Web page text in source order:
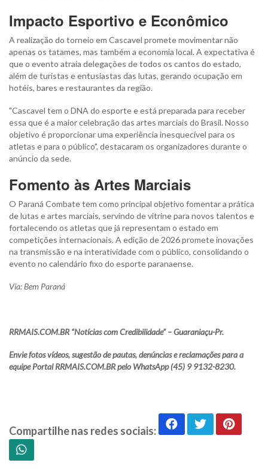
Impacto Esportivo e Econômico
A realização do torneio em Cascavel promete movimentar não
apenas os tatames, mas também a economia local. A expectativa é
que o evento atraia delegações de todos os cantos do estado,
além de turistas e entusiastas das lutas, gerando ocupação em
hotéis, bares e restaurantes da região.
"Cascavel tem o DNA do esporte e está preparada para receber
essa que é a maior celebração das artes marciais do Brasil. Nosso
objetivo é proporcionar uma experiência inesquecível para os
atletas e para o público", destacaram os organizadores durante o
anúncio da sede.
Fomento às Artes Marciais
O Paraná Combate tem como principal objetivo fomentar a prática
de lutas e artes marciais, servindo de vitrine para novos talentos e
fortalecendo os atletas que já representam o estado em
competições internacionais. A edição de 2026 promete inovações
na transmissão e na interatividade com o público, consolidando o
evento no calendário fixo do esporte paranaense.
Via: Bem Paraná
RRMAIS.COM.BR “Notícias com Credibilidade” – Guaraniaçu-Pr.
Envie fotos vídeos, sugestão de pautas, denúncias e reclamações para a
equipe Portal RRMAIS.COM.BR pelo WhatsApp (45) 9 9132-8230.
Compartilhe nas redes sociais: